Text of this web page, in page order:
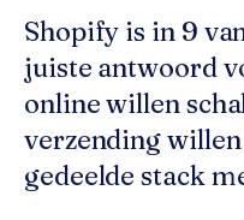
b
h
o
p
C
n
t
a
Shopify is in 9
juiste antwoord
online willen
verzending
gedeelde stack